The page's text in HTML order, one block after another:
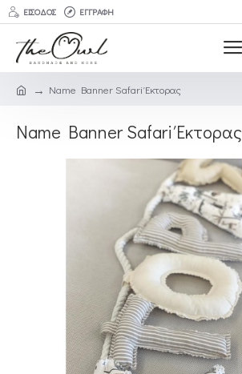
ΕΊΣΟΔΟΣ ΕΓΓΡΑΦΉ
Name Banner Safari Έκτορας
Name Banner Safari Έκτορας